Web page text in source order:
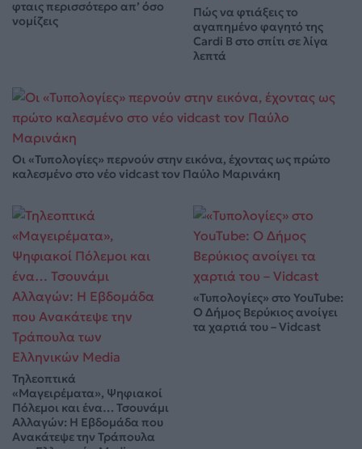
φταις περισσότερο απ’ όσο
νομίζεις
Πώς να φτιάξεις το
αγαπημένο φαγητό της
Cardi B στο σπίτι σε λίγα
λεπτά
Οι «Τυπολογίες» περνούν στην εικόνα, έχοντας ως πρώτο
καλεσμένο στο νέο vidcast τον Παύλο Μαρινάκη
Τηλεοπτικά
«Μαγειρέματα», Ψηφιακοί
Πόλεμοι και ένα… Τσουνάμι
Αλλαγών: Η Εβδομάδα που
Ανακάτεψε την Τράπουλα
«Τυπολογίες» στο YouTube:
Ο Δήμος Βερύκιος ανοίγει
τα χαρτιά του – Vidcast